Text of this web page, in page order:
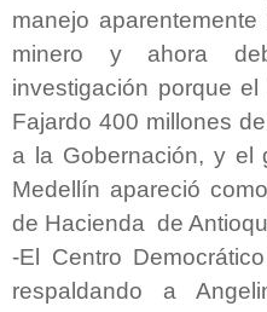
manejo
minero y ahora
investigación porque
Fajardo 400 millones
a la Gobernación, y el
Medellín apareció
de Hacienda de
-El Centro
respaldando a